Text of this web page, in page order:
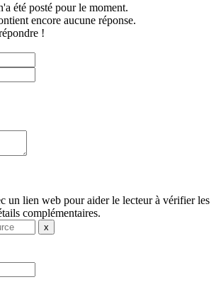
été posté pour le moment.
encore aucune réponse.
!
un lien web pour aider le lecteur à vérifier les
complémentaires.
x